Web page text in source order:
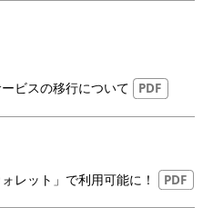
ビスの移行について
レット」で利用可能に！